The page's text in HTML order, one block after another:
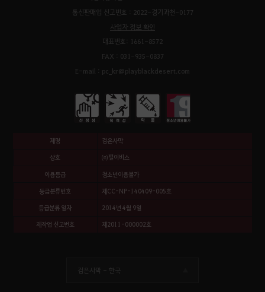
통신판매업 신고번호 : 2022-경기과천-0177
사업자 정보 확인
대표번호: 1661-8572
FAX : 031-935-0837
E-mail : pc_kr@playblackdesert.com
제명 검은사막
상호 ㈜펄어비스
이용등급 청소년이용불가
등급분류번호 제CC-NP-140409-005호
등급분류 일자 2014년 4월 9일
제작업 신고번호 제2011-000002호
검은사막 - 한국